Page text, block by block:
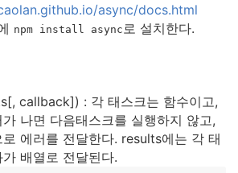
async/docs.html
npm install async 로 설치한다.
callback]) : 각 태스크는 함수이고,
나면 다음태스크를 실행하지 않고,
에러를 전달한다. results에는 각 태
배열로 전달된다.